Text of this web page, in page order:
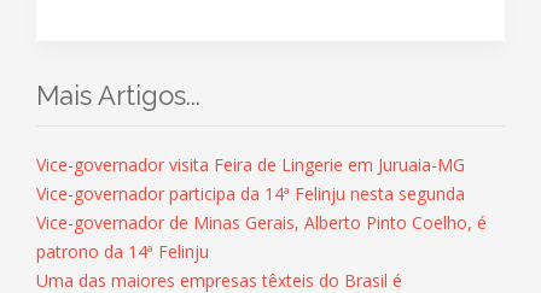
Mais Artigos...
Vice-governador visita Feira de Lingerie em Juruaia-MG
Vice-governador participa da 14ª Felinju nesta segunda
Vice-governador de Minas Gerais, Alberto Pinto Coelho, é
patrono da 14ª Felinju
Uma das maiores empresas têxteis do Brasil é